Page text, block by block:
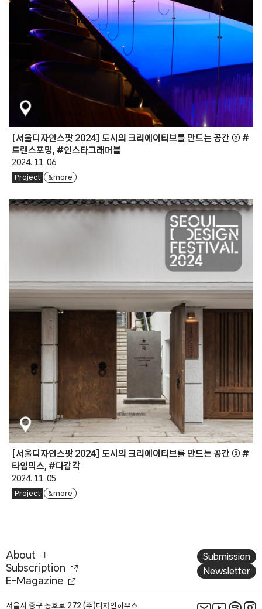
[서울디자인스팟 2024] 도시의 크리에이티브를 만드는 공간 ② #
트랜스포밍, #인스타그래머블
2024. 11. 06
Project & more
[서울디자인스팟 2024] 도시의 크리에이티브를 만드는 공간 ① #
타임믹스, #다감각
2024. 11. 05
Project & more
About
Subscription
E-Magazine
Submission
Newsletter
서울시 중구 동호로 272 (주)디자인하우스